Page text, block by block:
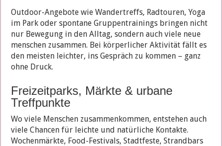
Outdoor-Angebote wie Wandertreffs, Radtouren, Yoga
im Park oder spontane Grup­pen­trainings bringen nicht
nur Bewegung in den Alltag, sondern auch viele neue
menschen zusammen. Bei körperlicher Aktivität fällt es
den meisten leichter, ins Gespräch zu kommen – ganz
ohne Druck.
Freizeitparks, Märkte & urbane
Treffpunkte
Wo viele Menschen zusammenkommen, entstehen auch
viele Chancen für leichte und natürliche Kontakte.
Wochenmärkte, Food-Festivals, Stadtfeste, Strandbars